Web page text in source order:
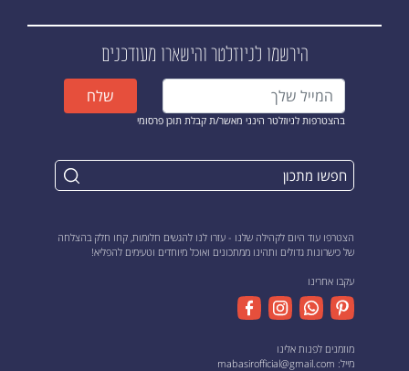
הירשמו לניוזלטרוהישארו מעודכנים
בהצטרפות לניוזלטר הינני מאשר/ת קבלת תוכן פרסומי
שלח
הצטרפו עוד היום לקהילה שלנו - עזרו לנו להגשים חלומות, קחו חלק בהצלחה
של כישרונות גדולים ותהינו ממתכונים ואוכל מיוחדים וטעימים להפליא!
עקבו אחרינו
מוזמנים לפנות אלינו
מייל: mabasirofficial@gmail.com